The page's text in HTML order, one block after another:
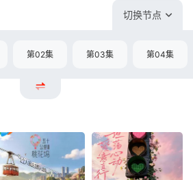
切换节点
第02集 第03集 第04集